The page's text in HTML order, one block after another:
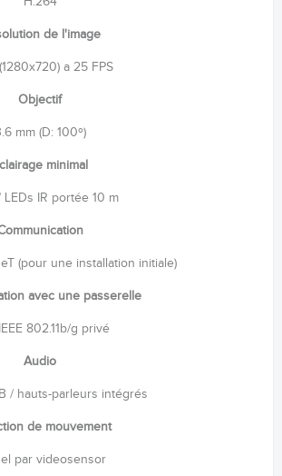
de l'image
a 25 FPS
Objectif
mm (D: 100º)
minimal
IR portée 10 m
(pour une installation initiale)
avec une passerelle
802.11b/g privé
Audio
/ hauts-parleurs intégrés
de mouvement
par videosensor